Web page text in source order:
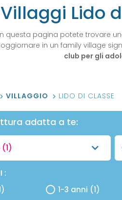
Villaggi Lido
questa pagina potete trovare
in un family village
club per gli
VILLAGGIO LIDO DI CLASSE
adatta a te:
(1)
1-3 anni (1)